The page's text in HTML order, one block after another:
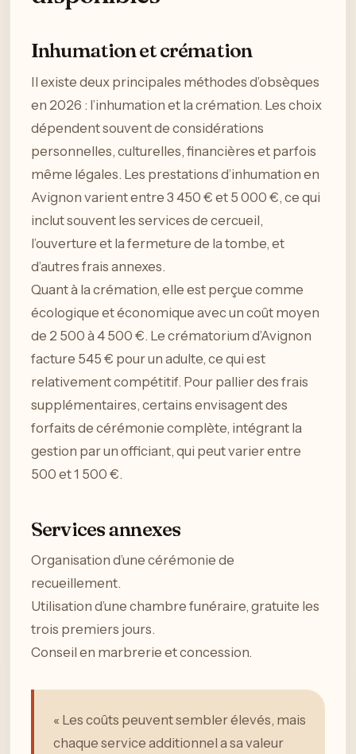
Inhumation et crémation
Il existe deux principales méthodes d’obsèques
en 2026 : l’inhumation et la crémation. Les choix
dépendent souvent de considérations
personnelles, culturelles, financières et parfois
même légales. Les prestations d’inhumation en
Avignon varient entre 3 450 € et 5 000 €, ce qui
inclut souvent les services de cercueil,
l’ouverture et la fermeture de la tombe, et
d’autres frais annexes.
Quant à la crémation, elle est perçue comme
écologique et économique avec un coût moyen
de 2 500 à 4 500 €. Le crématorium d’Avignon
facture 545 € pour un adulte, ce qui est
relativement compétitif. Pour pallier des frais
supplémentaires, certains envisagent des
forfaits de cérémonie complète, intégrant la
gestion par un officiant, qui peut varier entre
500 et 1 500 €.
Services annexes
Organisation d’une cérémonie de
recueillement.
Utilisation d’une chambre funéraire, gratuite les
trois premiers jours.
Conseil en marbrerie et concession.
« Les coûts peuvent sembler élevés, mais
chaque service additionnel a sa valeur